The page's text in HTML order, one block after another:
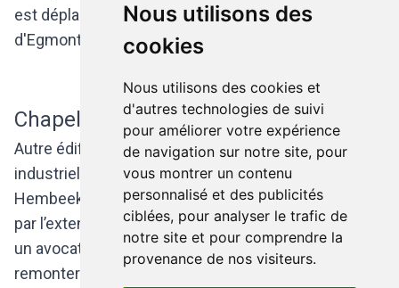
Nous utilisons des
cookies
Nous utilisons des cookies et
d'autres technologies de suivi
pour améliorer votre expérience
de navigation sur notre site, pour
vous montrer un contenu
personnalisé et des publicités
ciblées, pour analyser le trafic de
notre site et pour comprendre la
provenance de nos visiteurs.
est déplacé au Petit Sablon, devant le Palais
d'Egmont.
Chapelle Saint-Landry
Autre édifice religieux menacé par l’expansion
industrielle : la chapelle Saint-Landry de Neder-Over-
Hembeek. Cette belle chapelle baroque menacée
par l’extension des cokeries du Marly fut sauvée par
un avocat vilvordois qui l'acheta, la fit démonter et
remonter dans l'actuel domaine Drie Fonteinen à...